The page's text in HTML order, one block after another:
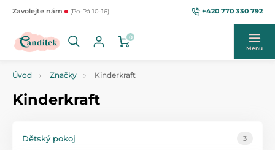
Zavolejte nám (Po-Pá 10-16) +420 770 330 792
0
Menu
Úvod Značky Kinderkraft
Kinderkraft
Dětský pokoj 3